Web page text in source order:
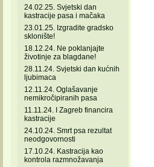
24.02.25. Svjetski dan
kastracije pasa i mačaka
23.01.25. Izgradite gradsko
sklonište!
18.12.24. Ne poklanjajte
životinje za blagdane!
28.11.24. Svjetski dan kućnih
ljubimaca
12.11.24. Oglašavanje
nemikročipiranih pasa
11.11.24. I Zagreb financira
kastracije
24.10.24. Smrt psa rezultat
neodgovornosti
17.10.24. Kastracija kao
kontrola razmnožavanja